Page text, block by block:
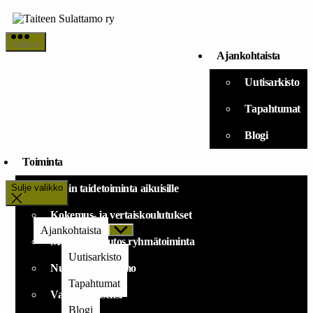
Siirry
sisältöön
Taiteen
Sulattamo
Valikko
Ajankohtaista
Uutisarkisto
Tapahtumat
Blogi
Toiminta
Avoin taidetoiminta aikuisille
Kokemus- ja vertaiskoulutukset
Mielekäs muutos ryhmätoiminta
Nuorten Sulattamo
Vapaaehtoiseksi
Sulje valikko
Ajankohtaista
Näytä
alavalikko
Uutisarkisto
Tapahtumat
Blogi